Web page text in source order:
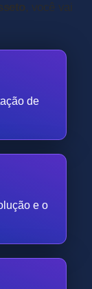
, você vai
de
e o